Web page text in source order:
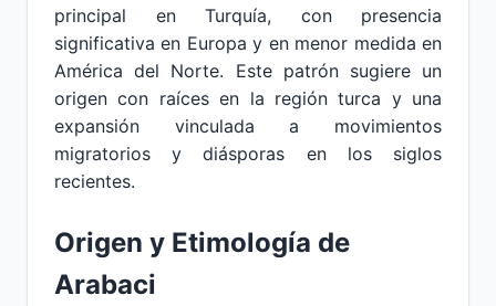
principal en Turquía, con presencia
significativa en Europa y en menor medida en
América del Norte. Este patrón sugiere un
origen con raíces en la región turca y una
expansión vinculada a movimientos
migratorios y diásporas en los siglos
recientes.
Origen y Etimología de
Arabaci